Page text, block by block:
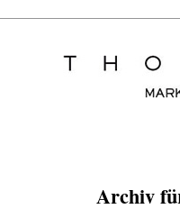
Archiv